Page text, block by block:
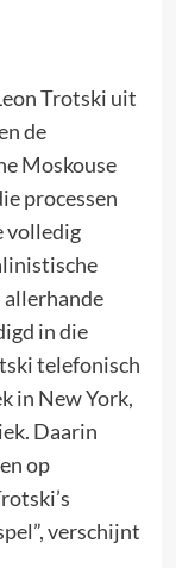
Trotski uit
de
Moskouse
processen
volledig
in die
telefonisch
in New York,
Daarin
op
verschijnt